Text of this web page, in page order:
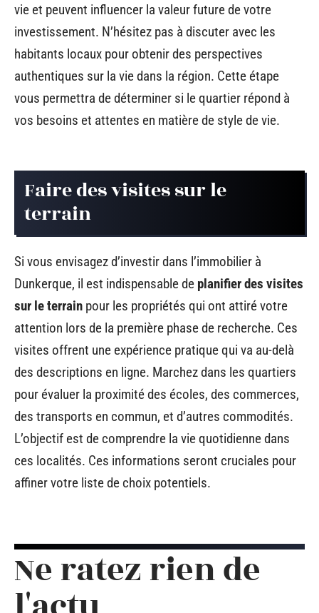
vie et peuvent influencer la valeur future de votre
investissement. N’hésitez pas à discuter avec les
habitants locaux pour obtenir des perspectives
authentiques sur la vie dans la région. Cette étape
vous permettra de déterminer si le quartier répond à
vos besoins et attentes en matière de style de vie.
Faire des visites sur le
terrain
Si vous envisagez d’investir dans l’immobilier à
Dunkerque, il est indispensable de planifier des visites
sur le terrain pour les propriétés qui ont attiré votre
attention lors de la première phase de recherche. Ces
visites offrent une expérience pratique qui va au-delà
des descriptions en ligne. Marchez dans les quartiers
pour évaluer la proximité des écoles, des commerces,
des transports en commun, et d’autres commodités.
L’objectif est de comprendre la vie quotidienne dans
ces localités. Ces informations seront cruciales pour
affiner votre liste de choix potentiels.
Ne ratez rien de